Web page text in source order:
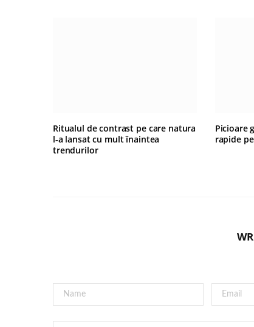
Ritualul de contrast pe care natura
l-a lansat cu mult înaintea
trendurilor
Picioare
rapide